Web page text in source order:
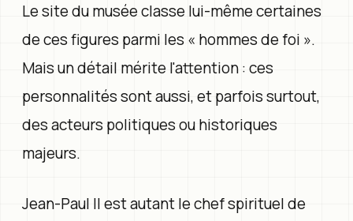
Le site du musée classe lui-même certaines
de ces figures parmi les « hommes de foi ».
Mais un détail mérite l'attention : ces
personnalités sont aussi, et parfois surtout,
des acteurs politiques ou historiques
majeurs.
Jean-Paul II est autant le chef spirituel de